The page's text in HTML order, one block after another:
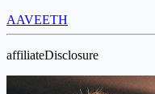
AAVEETH
affiliateDisclosure